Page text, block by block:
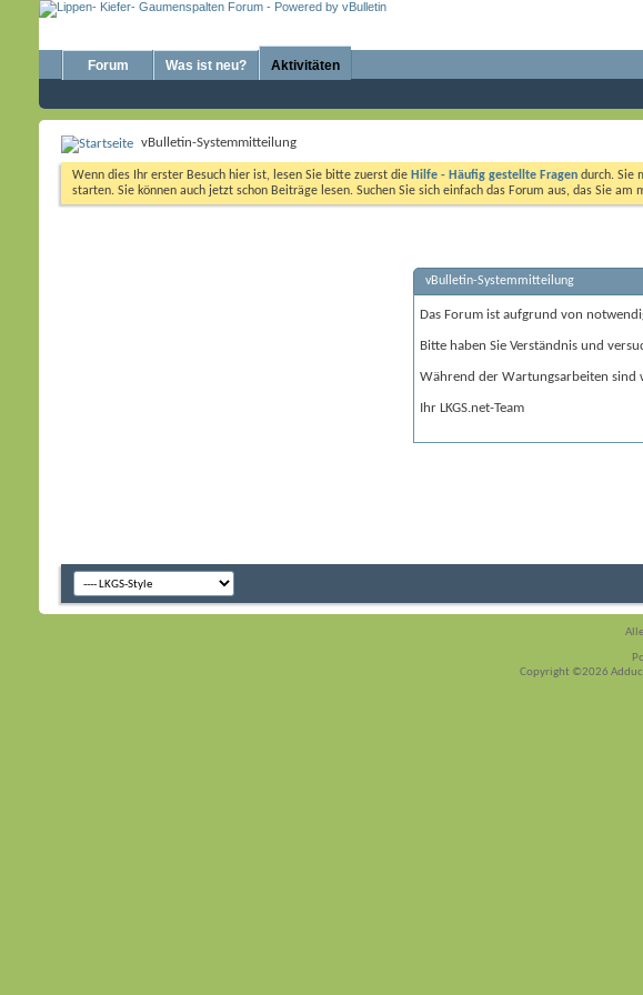
Forum Was ist neu? Aktivitäten
vBulletin-Systemmitteilung
Wenn dies Ihr erster Besuch hier ist, lesen Sie bitte zuerst die Hilfe - Häufig gestellte Fragen durch. Sie
starten. Sie können auch jetzt schon Beiträge lesen. Suchen Sie sich einfach das Forum aus, das Sie am
vBulletin-Systemmitteilung
Das Forum ist aufgrund von
Bitte haben Sie Verständnis und
Während der Wartungsarbeiten sind
Ihr LKGS.net-Team
Copyright ©2026